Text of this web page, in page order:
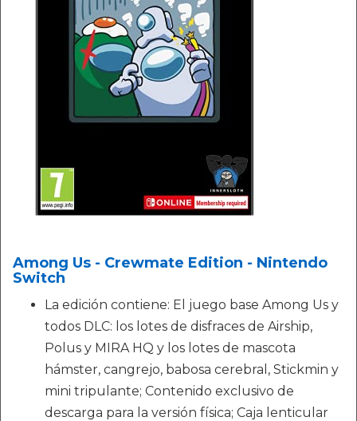
Among Us - Crewmate Edition - Nintendo
Switch
La edición contiene: El juego base Among Us y
todos DLC: los lotes de disfraces de Airship,
Polus y MIRA HQ y los lotes de mascota
hámster, cangrejo, babosa cerebral, Stickmin y
mini tripulante; Contenido exclusivo de
descarga para la versión física; Caja lenticular